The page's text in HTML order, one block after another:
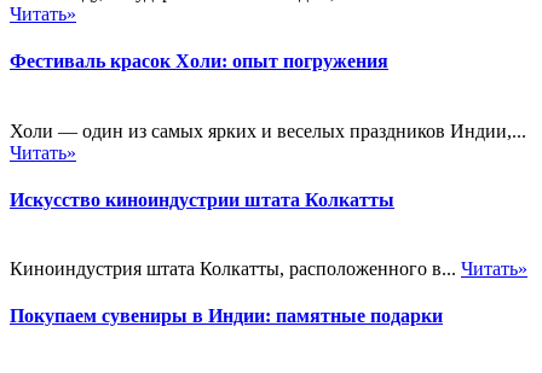
Читать»
Фестиваль красок Холи: опыт погружения
Холи — один из самых ярких и веселых праздников Индии,...
Читать»
Искусство киноиндустрии штата Колкатты
Киноиндустрия штата Колкатты, расположенного в... Читать»
Покупаем сувениры в Индии: памятные подарки